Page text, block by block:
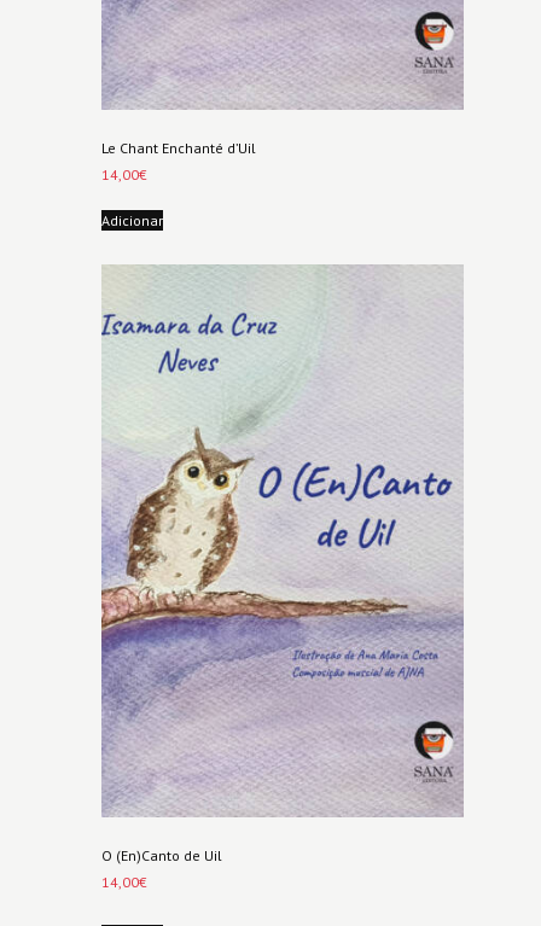
Le Chant Enchanté d’Uil
14,00€
Adicionar
O (En)Canto de Uil
14,00€